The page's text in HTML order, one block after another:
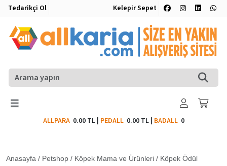
Tedarikçi Ol Kelepir Sepet
ALLPARA 0.00 TL| PEDALL 0.00 TL| BADALL0
Anasayfa / Petshop / Köpek Mama ve Ürünleri / Köpek Ödül